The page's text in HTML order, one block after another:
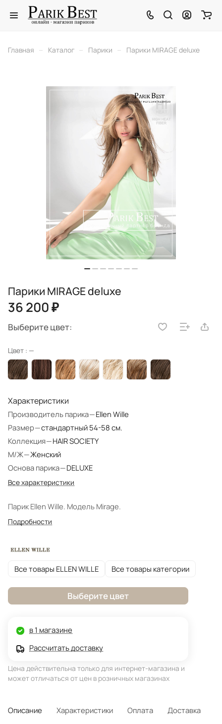
Главная – Каталог – Парики – Парики MIRAGE deluxe
Парики MIRAGE deluxe
36 200 ₽
Выберите цвет:
Цвет : —
Характеристики
Производитель парика—Ellen Wille
Размер—стандартный 54-58 см.
Коллекция—HAIR SOCIETY
М/Ж—Женский
Основа парика—DELUXE
Все характеристики
Парик Ellen Wille. Модель Mirage.
Подробности
Все товары ELLEN WILLE Все товары категории
Выберите цвет
в 1 магазине
Рассчитать доставку
Цена действительна только для интернет-магазина и
может отличаться от цен в розничных магазинах
Описание Характеристики Оплата Доставка